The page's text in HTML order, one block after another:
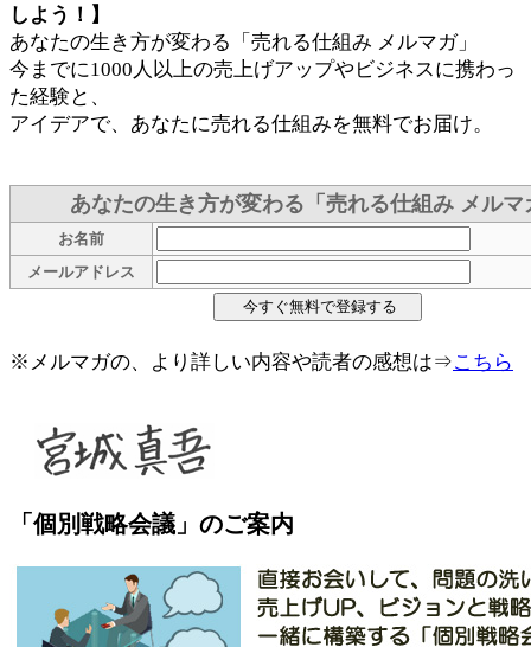
しよう！】
あなたの生き方が変わる「売れる仕組み メルマガ」
今までに1000人以上の売上げアップやビジネスに携わっ
た経験と、
アイデアで、あなたに売れる仕組みを無料でお届け。
あなたの生き方が変わる「売れる仕組み メルマ
お名前
メールアドレス
※メルマガの、より詳しい内容や読者の感想は⇒こちら
「個別戦略会議」のご案内